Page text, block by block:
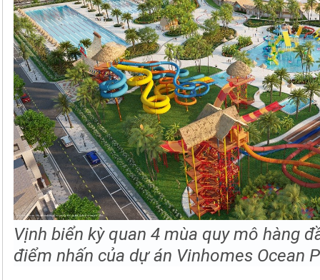
Vịnh biển kỳ quan 4 mùa quy mô hàng
điểm nhấn của dự án Vinhomes Ocean